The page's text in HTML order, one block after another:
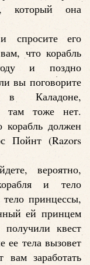
который она
спросите его
что корабль
и поздно
вы поговорите
Каладоне,
там тоже нет.
должен
Пойнт (Razors
вероятно,
и тело
принцессы,
ей принцем
квест
тела вызовет
вам заработать